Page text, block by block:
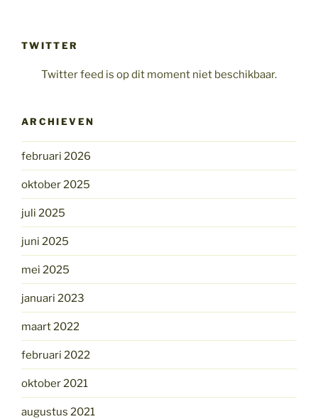
TWITTER
Twitter feed is op dit moment niet beschikbaar.
ARCHIEVEN
februari 2026
oktober 2025
juli 2025
juni 2025
mei 2025
januari 2023
maart 2022
februari 2022
oktober 2021
augustus 2021